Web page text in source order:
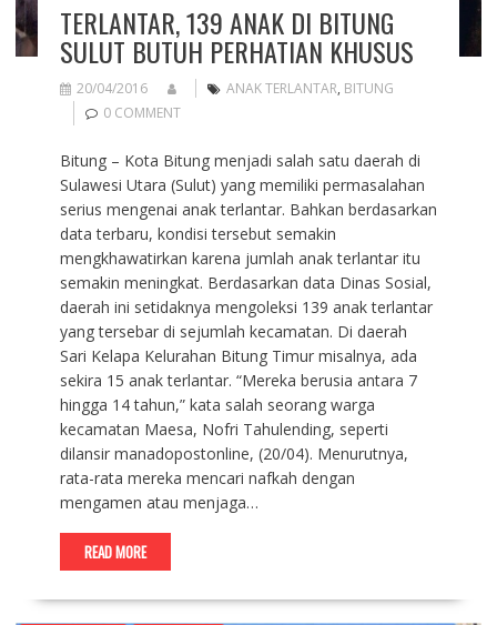
TERLANTAR, 139 ANAK DI BITUNG
SULUT BUTUH PERHATIAN KHUSUS
20/04/2016 ANAK TERLANTAR, BITUNG
0 COMMENT
Bitung – Kota Bitung menjadi salah satu daerah di
Sulawesi Utara (Sulut) yang memiliki permasalahan
serius mengenai anak terlantar. Bahkan berdasarkan
data terbaru, kondisi tersebut semakin
mengkhawatirkan karena jumlah anak terlantar itu
semakin meningkat. Berdasarkan data Dinas Sosial,
daerah ini setidaknya mengoleksi 139 anak terlantar
yang tersebar di sejumlah kecamatan. Di daerah
Sari Kelapa Kelurahan Bitung Timur misalnya, ada
sekira 15 anak terlantar. “Mereka berusia antara 7
hingga 14 tahun,” kata salah seorang warga
kecamatan Maesa, Nofri Tahulending, seperti
dilansir manadopostonline, (20/04). Menurutnya,
rata-rata mereka mencari nafkah dengan
mengamen atau menjaga…
READ MORE